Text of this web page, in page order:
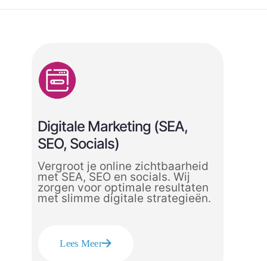
Digitale Marketing (SEA,
SEO, Socials)
Vergroot je online zichtbaarheid
met SEA, SEO en socials. Wij
zorgen voor optimale resultaten
met slimme digitale strategieën.
Lees Meer